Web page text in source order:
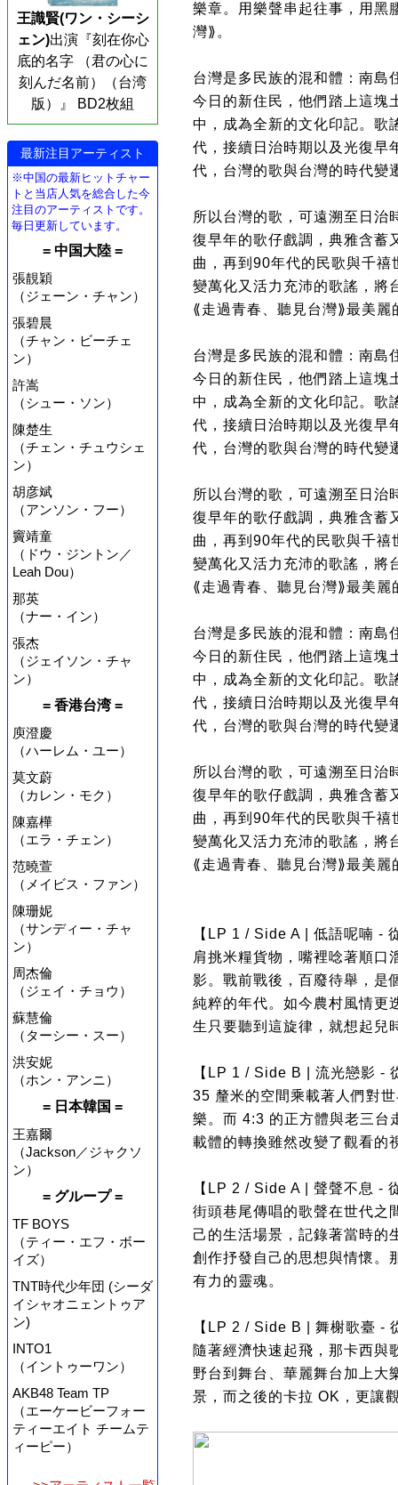
王識賢(ワン・シーシ
ェン)出演『刻在你心
底的名字 （君の心に
刻んだ名前）（台湾
版）』 BD2枚組
最新注目アーティスト
※中国の最新ヒットチャー
トと当店人気を総合した今
注目のアーティストです。
毎日更新しています。
= 中国大陸 =
張靚穎
（ジェーン・チャン）
張碧晨
（チャン・ビーチェ
ン）
許嵩
（シュー・ソン）
陳楚生
（チェン・チュウシェ
ン）
胡彦斌
（アンソン・フー）
竇靖童
（ドウ・ジントン／
Leah Dou）
那英
（ナー・イン）
張杰
（ジェイソン・チャ
ン）
= 香港台湾 =
庾澄慶
（ハーレム・ユー）
莫文蔚
（カレン・モク）
陳嘉樺
（エラ・チェン）
范曉萱
（メイビス・ファン）
陳珊妮
（サンディー・チャ
ン）
周杰倫
（ジェイ・チョウ）
蘇慧倫
（ターシー・スー）
洪安妮
（ホン・アンニ）
= 日本韓国 =
王嘉爾
（Jackson／ジャクソ
ン）
= グループ =
TF BOYS
（ティー・エフ・ボー
イズ）
TNT時代少年団 (シーダ
イシャオニェントゥア
ン)
INTO1
（イントゥーワン）
AKB48 Team TP
（エーケービーフォー
ティーエイト チームテ
ィーピー）
樂章。用樂聲串起往事，用黑
灣⟫。
台灣是多民族的混和體：南島
今日的新住民，他們踏上這塊
中，成為全新的文化印記。歌
代，接續日治時期以及光復早
代，台灣的歌與台灣的時代變
所以台灣的歌，可遠溯至日治
復早年的歌仔戲調，典雅含蓄
曲，再到90年代的民歌與千
變萬化又活力充沛的歌謠，將
⟪走過青春、聽見台灣⟫最美麗
台灣是多民族的混和體：南島
今日的新住民，他們踏上這塊
中，成為全新的文化印記。歌
代，接續日治時期以及光復早
代，台灣的歌與台灣的時代變
所以台灣的歌，可遠溯至日治
復早年的歌仔戲調，典雅含蓄
曲，再到90年代的民歌與千
變萬化又活力充沛的歌謠，將
⟪走過青春、聽見台灣⟫最美麗
台灣是多民族的混和體：南島
今日的新住民，他們踏上這塊
中，成為全新的文化印記。歌
代，接續日治時期以及光復早
代，台灣的歌與台灣的時代變
所以台灣的歌，可遠溯至日治
復早年的歌仔戲調，典雅含蓄
曲，再到90年代的民歌與千
變萬化又活力充沛的歌謠，將
⟪走過青春、聽見台灣⟫最美麗
【LP 1 / Side A | 低語呢喃 -
肩挑米糧貨物，嘴裡唸著順口
影。戰前戰後，百廢待舉，是
純粹的年代。如今農村風情更
生只要聽到這旋律，就想起兒
【LP 1 / Side B | 流光戀影 -
35 釐米的空間乘載著人們對
樂。而 4:3 的正方體與老三台
載體的轉換雖然改變了觀看的
【LP 2 / Side A | 聲聲不息 -
街頭巷尾傳唱的歌聲在世代之
己的生活場景，記錄著當時的
創作抒發自己的思想與情懷。
有力的靈魂。
【LP 2 / Side B | 舞榭歌臺 -
隨著經濟快速起飛，那卡西與
野台到舞台、華麗舞台加上大
景，而之後的卡拉 OK，更讓